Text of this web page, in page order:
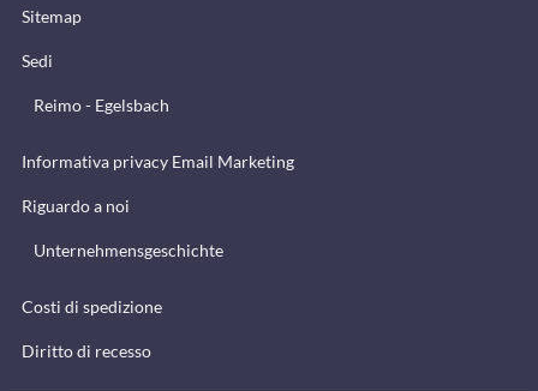
Sitemap
Sedi
Reimo - Egelsbach
Informativa privacy Email Marketing
Riguardo a noi
Unternehmensgeschichte
Costi di spedizione
Diritto di recesso